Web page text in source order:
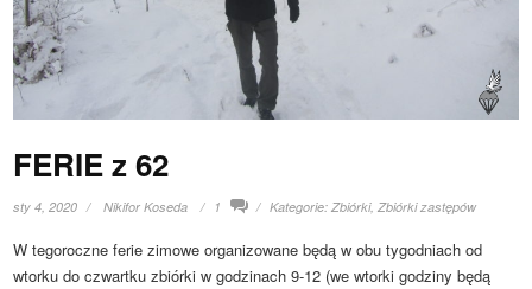
FERIE z 62
sty 4, 2020 Nikifor Koseda 1 Kategorie:Zbiórki,Zbiórki zastępów
W tegoroczne ferie zimowe organizowane będą w obu tygodniach od
wtorku do czwartku zbiórki w godzinach 9-12 (we wtorki godziny będą